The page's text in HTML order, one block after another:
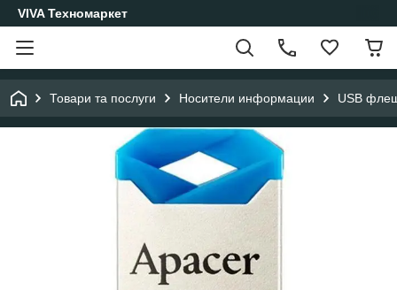
VIVA Техномаркет
Товари та послуги Носители информации USB